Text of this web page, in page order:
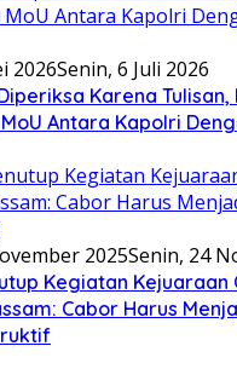
2026Senin, 6 Juli 2026
Karena Tulisan,
MoU Antara Kapolri
2025Senin, 24
Kegiatan Kejuaraan
Cabor Harus